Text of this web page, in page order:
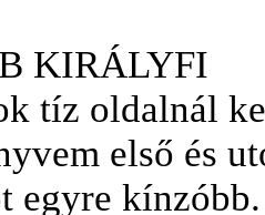
KIRÁLYFI
tíz oldalnál
első és
egyre